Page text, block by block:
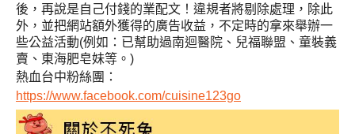
後，再說是自己付錢的業配文！違規者將剔除處理，除此
外，並把網站額外獲得的廣告收益，不定時的拿來舉辦一
些公益活動(例如：已幫助過南迴醫院、兒福聯盟、童裝義
賣、東海肥皂妹等。)
熱血台中粉絲團：
https://www.facebook.com/cuisine123go